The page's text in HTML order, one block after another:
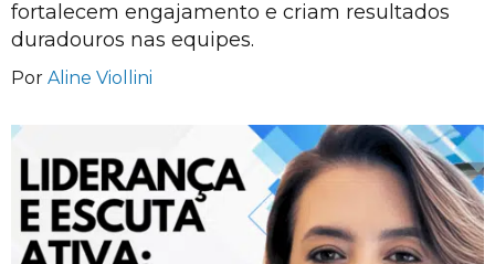
fortalecem engajamento e criam resultados
duradouros nas equipes.
Por Aline Viollini